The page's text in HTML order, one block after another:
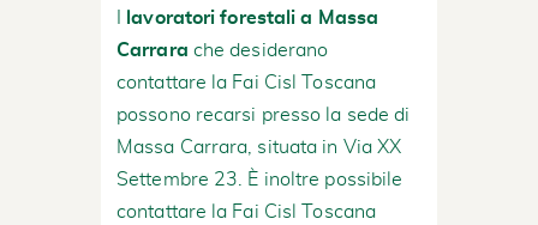
lavoratori forestali a Massa
Carrara che desiderano
contattare la Fai Cisl Toscana
possono recarsi presso la sede di
Massa Carrara, situata in Via XX
Settembre 23. È inoltre possibile
contattare la Fai Cisl Toscana